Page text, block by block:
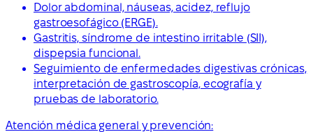
Dolor abdominal, náuseas, acidez, reflujo
gastroesofágico (ERGE).
Gastritis, síndrome de intestino irritable (SII),
dispepsia funcional.
Seguimiento de enfermedades digestivas crónicas,
interpretación de gastroscopía, ecografía y
pruebas de laboratorio.
Atención médica general y prevención: